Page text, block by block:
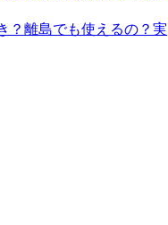
？離島でも使えるの？実